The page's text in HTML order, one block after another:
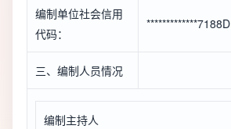
编制单位社会信用
代码：
*************7188D
三、编制人员情况
编制主持人